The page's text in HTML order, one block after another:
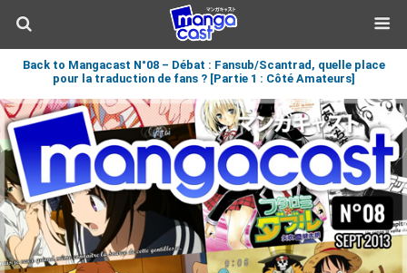
Back to Mangacast N°08 – Débat : Fansub/Scantrad, quelle place
pour la traduction de fans ? [Partie 1 : Côté Amateurs]